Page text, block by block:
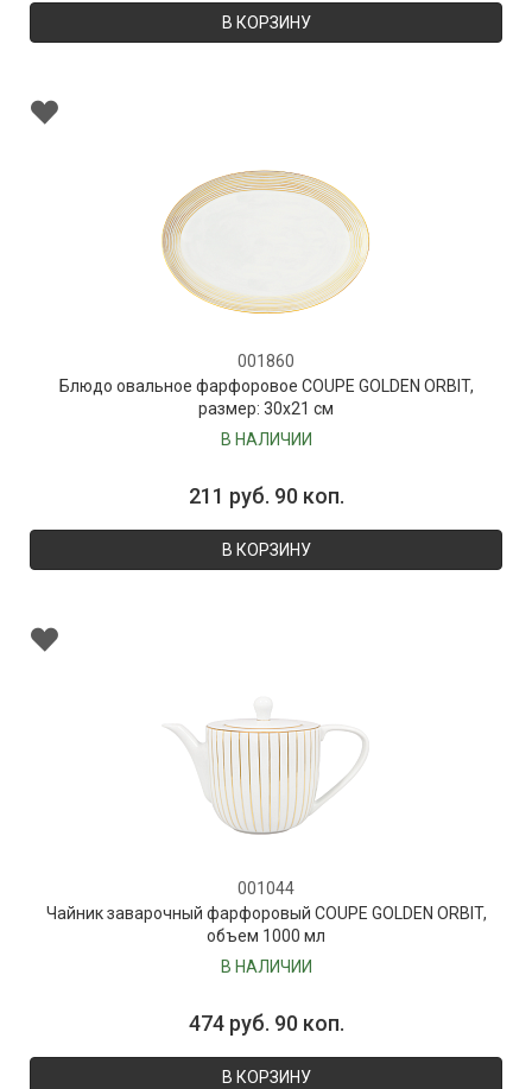
В КОРЗИНУ
001860
Блюдо овальное фарфоровое COUPE GOLDEN ORBIT,
размер: 30х21 см
В НАЛИЧИИ
211 руб. 90 коп.
В КОРЗИНУ
001044
Чайник заварочный фарфоровый COUPE GOLDEN ORBIT,
объем 1000 мл
В НАЛИЧИИ
474 руб. 90 коп.
В КОРЗИНУ